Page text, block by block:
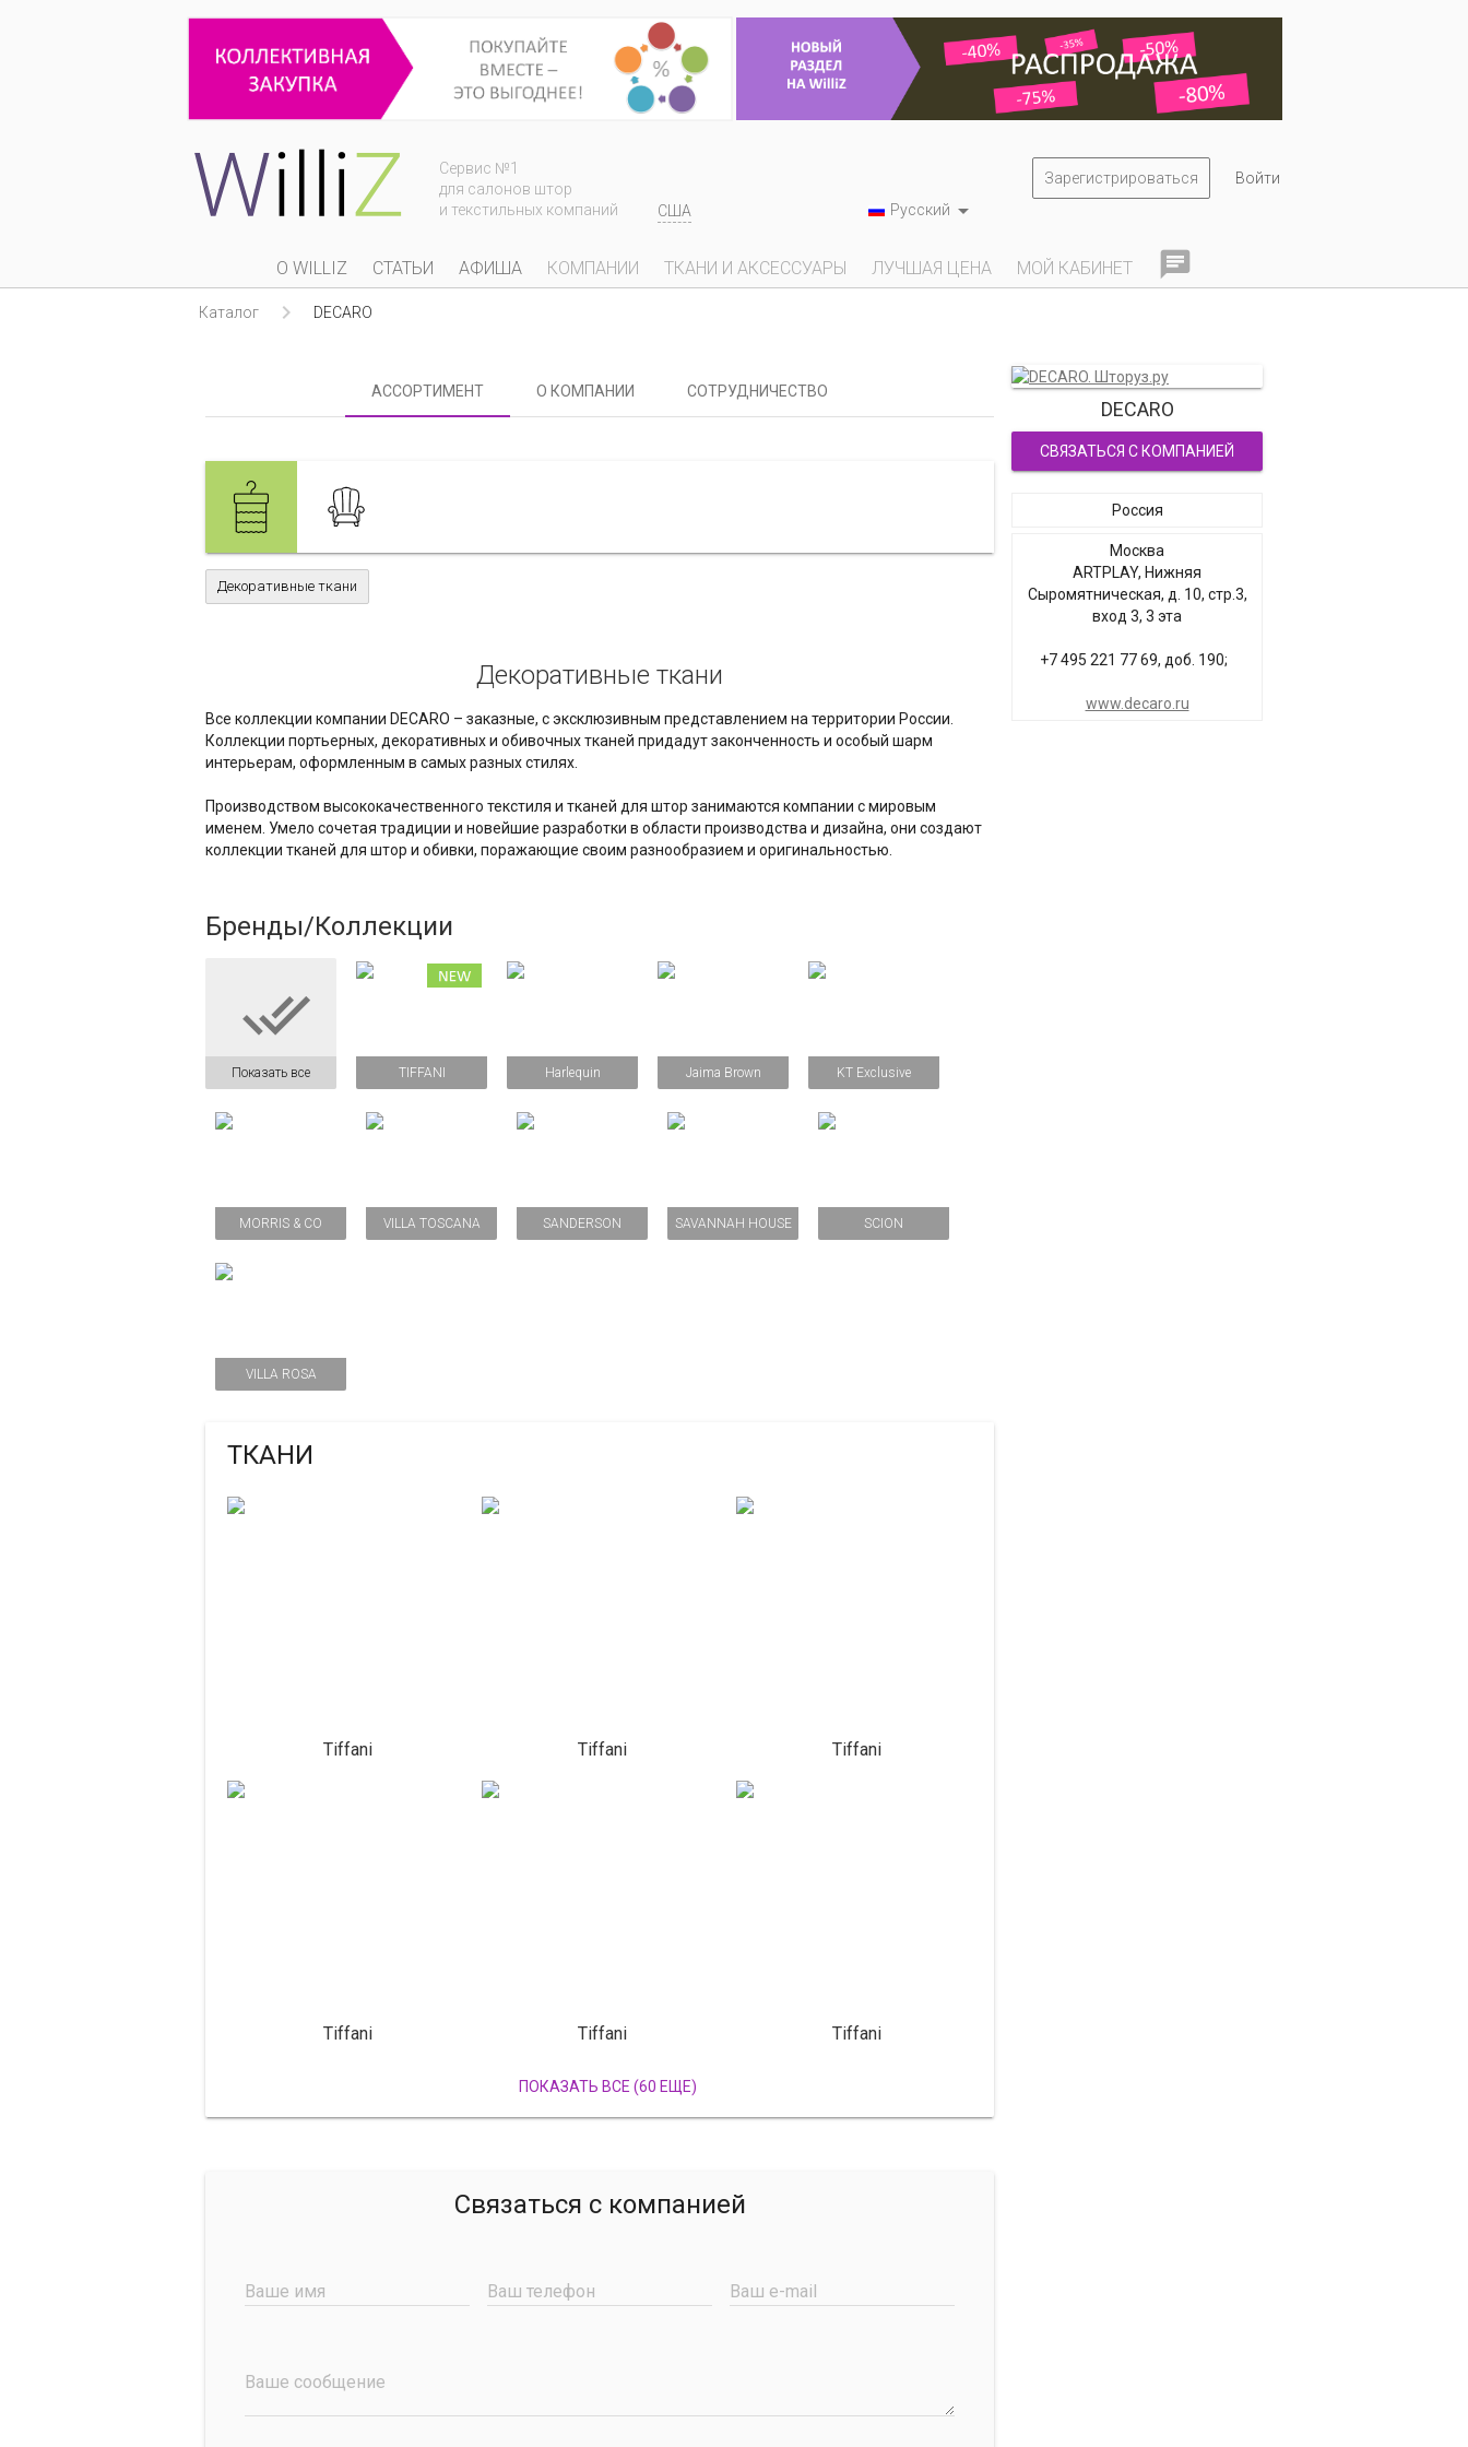
Сервис №1
для салонов штор
и текстильных компаний
США
Зарегистрироваться
Войти
Русский 
О WILLIZ СТАТЬИ АФИША КОМПАНИИ ТКАНИ И АКСЕССУАРЫ ЛУЧШАЯ ЦЕНА МОЙ КАБИНЕТ 
Каталог  DECARO
АССОРТИМЕНТ О КОМПАНИИ СОТРУДНИЧЕСТВО
Декоративные ткани
Декоративные ткани
Все коллекции компании DECARO – заказные, с эксклюзивным представлением на территории России.
Коллекции портьерных, декоративных и обивочных тканей придадут законченность и особый шарм
интерьерам, оформленным в самых разных стилях.
Производством высококачественного текстиля и тканей для штор занимаются компании с мировым
именем. Умело сочетая традиции и новейшие разработки в области производства и дизайна, они создают
коллекции тканей для штор и обивки, поражающие своим разнообразием и оригинальностью.
Бренды/Коллекции

Показать все TIFFANI Harlequin Jaima Brown KT Exclusive
MORRIS & CO VILLA TOSCANA SANDERSON SAVANNAH HOUSE SCION
VILLA ROSA
ТКАНИ
Tiffani Tiffani Tiffani
Tiffani Tiffani Tiffani
ПОКАЗАТЬ ВСЕ (60 ЕЩЕ)
Связаться с компанией
Ваше имя Ваш телефон Ваш e-mail
Ваше сообщение
DECARO
СВЯЗАТЬСЯ С КОМПАНИЕЙ
Россия
Москва
ARTPLAY, Нижняя
Сыромятническая, д. 10, стр.3,
вход 3, 3 эта
+7 495 221 77 69, доб. 190;
www.decaro.ru